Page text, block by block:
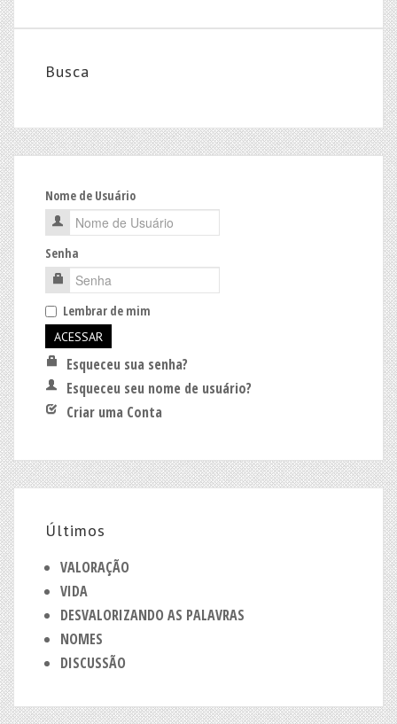
Busca
Nome de Usuário
Senha
Lembrar de mim
Esqueceu sua senha?
Esqueceu seu nome de usuário?
Criar uma Conta
Últimos
VALORAÇÃO
VIDA
DESVALORIZANDO AS PALAVRAS
NOMES
DISCUSSÃO